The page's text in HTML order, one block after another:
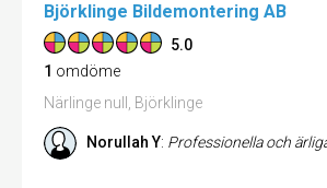
Björklinge Bildemontering AB
5.0
1 omdöme
Närlinge null, Björklinge
Norullah Y: Professionella och ärliga människor som vet vad de håller på med